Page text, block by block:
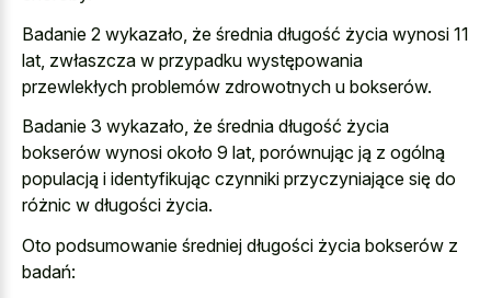
Badanie 2 wykazało, że średnia długość życia wynosi 11
lat, zwłaszcza w przypadku występowania
przewlekłych problemów zdrowotnych u bokserów.
Badanie 3 wykazało, że średnia długość życia
bokserów wynosi około 9 lat, porównując ją z ogólną
populacją i identyfikując czynniki przyczyniające się do
różnic w długości życia.
Oto podsumowanie średniej długości życia bokserów z
badań: